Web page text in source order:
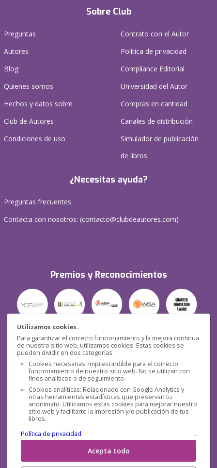
Utilizamos cookies.
Para garantizar el correcto funcionamiento y la mejora continua
de nuestro sitio web, utilizamos cookies. Estas cookies se
pueden dividir en dos categorías:
Cookies necesarias: Imprescindible para el correcto
funcionamiento de nuestro sitio web. No se utilizan con
fines analíticos o de seguimiento.
Cookies analíticas: Relacionado con Google Analytics y
otras herramientas estadísticas que preservan tu
anonimato. Utilizamos estas cookies para mejorar nuestro
sitio web y facilitarte la impresión y/o publicación de tus
libros.
Política de privacidad
.
Acepta todo
Sobre Club
Preguntas
Autores
Blog
Quienes somos
Hechos y datos sobre
Club de Autores
Condiciones de uso
Contrato con el Autor
Política de privacidad
Compliance Editorial
Universidad del Autor
Compras en cantidad
Canales de distribución
Simulador de publicación
de libros
¿Necesitas ayuda?
Preguntas frecuentes
Contacta con nosotros: (contacto@clubdeautores.com)
Premios y Reconocimientos
Seguridad
Redes sociales